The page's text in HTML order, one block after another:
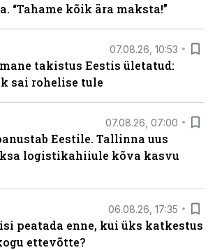
“Tahame kõik ära maksta!”
07.08.26, 10:53
takistus Eestis ületatud:
sai rohelise tule
07.08.26, 07:00
Eestile. Tallinna uus
logistikahiiule kõva kasvu
06.08.26, 17:35
peatada enne, kui üks katkestus
ettevõtte?